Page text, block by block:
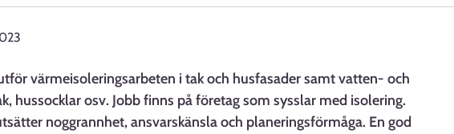
värmeisoleringsarbeten i tak och husfasader samt vatten- och
hussocklar osv. Jobb finns på företag som sysslar med isolering.
noggrannhet, ansvarskänsla och planeringsförmåga. En god